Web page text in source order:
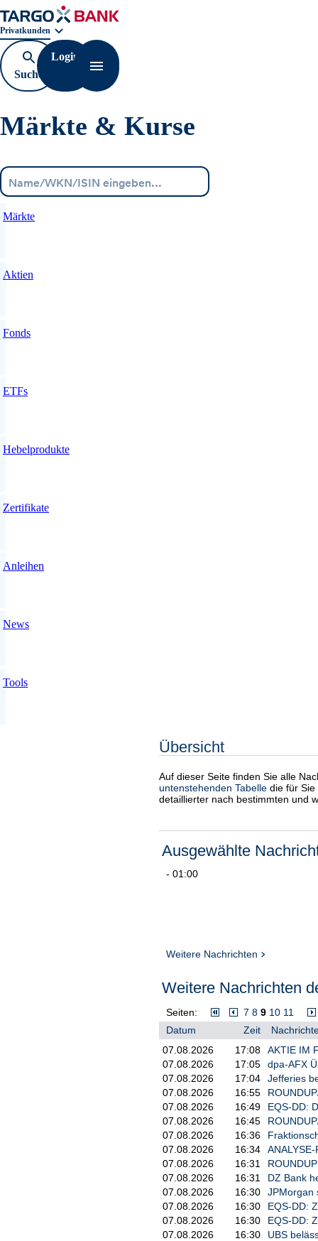
Geschäftsbereichnavigation. Aktuelle Auswahl:
Privatkunden
Suche
öffnen
Login
Navigation öffnen
Märkte & Kurse
Märkte
Aktien
Fonds
ETFs
Hebelprodukte
Zertifikate
Anleihen
News
Tools
Übersicht
Auf dieser Seite finden Sie alle
untenstehenden Tabelle die für
detaillierter nach bestimmten und
Ausgewählte
- 01:00
Weitere Nachrichten
Weitere Nachrichten
Seiten: 7 8 9 10 11
Datum
Zeit
07.08.2026
17:08
AKTIE IM
07.08.2026
17:05
dpa-AFX
07.08.2026
17:04
Jefferies
07.08.2026
16:55
07.08.2026
16:49
EQS-DD:
07.08.2026
16:45
07.08.2026
16:36
07.08.2026
16:34
07.08.2026
16:31
07.08.2026
16:31
DZ Bank
07.08.2026
16:30
JPMorgan
07.08.2026
16:30
EQS-DD:
07.08.2026
16:30
EQS-DD:
07.08.2026
16:30
UBS